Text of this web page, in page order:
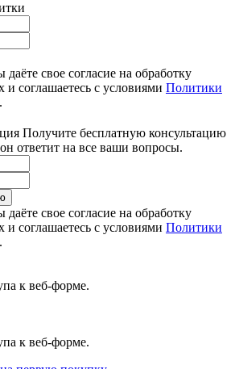
свое согласие на обработку
соглашаетесь с условиями Политики
.
Получите бесплатную консультацию
ответит на все ваши вопросы.
свое согласие на обработку
соглашаетесь с условиями Политики
.
к веб-форме.
к веб-форме.